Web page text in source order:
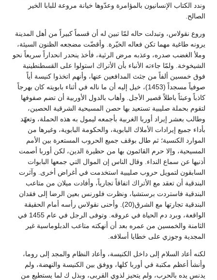
وندد الكتاب الإنسانيون بالمؤامرة وعدّوها خيانة مروعة للبابا الخير
الصالح.
وروع نقولاس، وتبدلت حاله لمّا تبين له أن قسماً كبيراً من أهل المدينة
يرونه طاغية مهما تكن فعاله الخيّرة. وأقضّت مضجعه الظنون السيئة،
وملأ الغضب صدره، وعذبه مرض الرثية، فأخذ ينحدر انحداراً سريعاً نحو
الشيخوخة. ولمّا جاءته الأنباء بأن الأتراك استولوا على القسطنطينية
فوق خمسين ألفاً من جثث المدافعين عنها، وأنهم اتخذوا كنيسة أياً
صوفياً مسجداً (1453)، خيل إليه أن ما ناله في أثناء بابويته كان بهرجاً
كاذباً وعبثاً باطلاً قصير الأجل. وأهاب بالدول الأوربية أن تضم صفوفها
لتقوم بحملة صليبية تستعيد بها حصن المسيحية الشرقية الحصين،
وطالب بعشر إيراد أوربا الغربية بأجمعه ليمول به هذه الحملة، وتعهّد
بأداء جميع إيرادات الأملاك البابوية، والحكومة البابوية، وغيرها من
الموارد الكنسية؛ ثم طال بوقف جميع الحروب المستعرة بين الأمم
المسيحية، وإلا حرم القائمون بها من حظيرة الدين، لكن أوربا أصمت
أذنيها عن سماع النداء. وقال الناس إن الموال التي جمعها البابوات
السابقون لتمويل حروب صليبية استخدمت في أغراض أخرى. وآثرت
البندقية أن تعقد مع الأتراك اتفاقاً تجارياً، وأفادت ميلان من متاعب
البندقية فاستردت برستشيا، ونظرت فلورنس بعين الرضا إلى فقدان
البندقية تجارتها مع الشرق(20). وأحنى نقولاس رأسه أمام الحقيقة
الواقعة، وبرد دم الحياة في عروقه. وتوفى الرجل في عام 1455 في
الثامنة والخمسين من عمره بعد أن أنهكته متاعب الدبلوماسية غير
المجدية وجوزي على خطايا أسلافه.
لكنه أعاد السلام إلى داخل الكنيسة، وأعاد النظام والمجد إلى روما،
وأنشأ أعظم مكتبة في أوربا كلها، ووفق بين الكنيسة والنهضة، ولم
يدنس يده بالحرب، ولم يتحيز لذوي القربى، وبذل ك لما يستطيع من